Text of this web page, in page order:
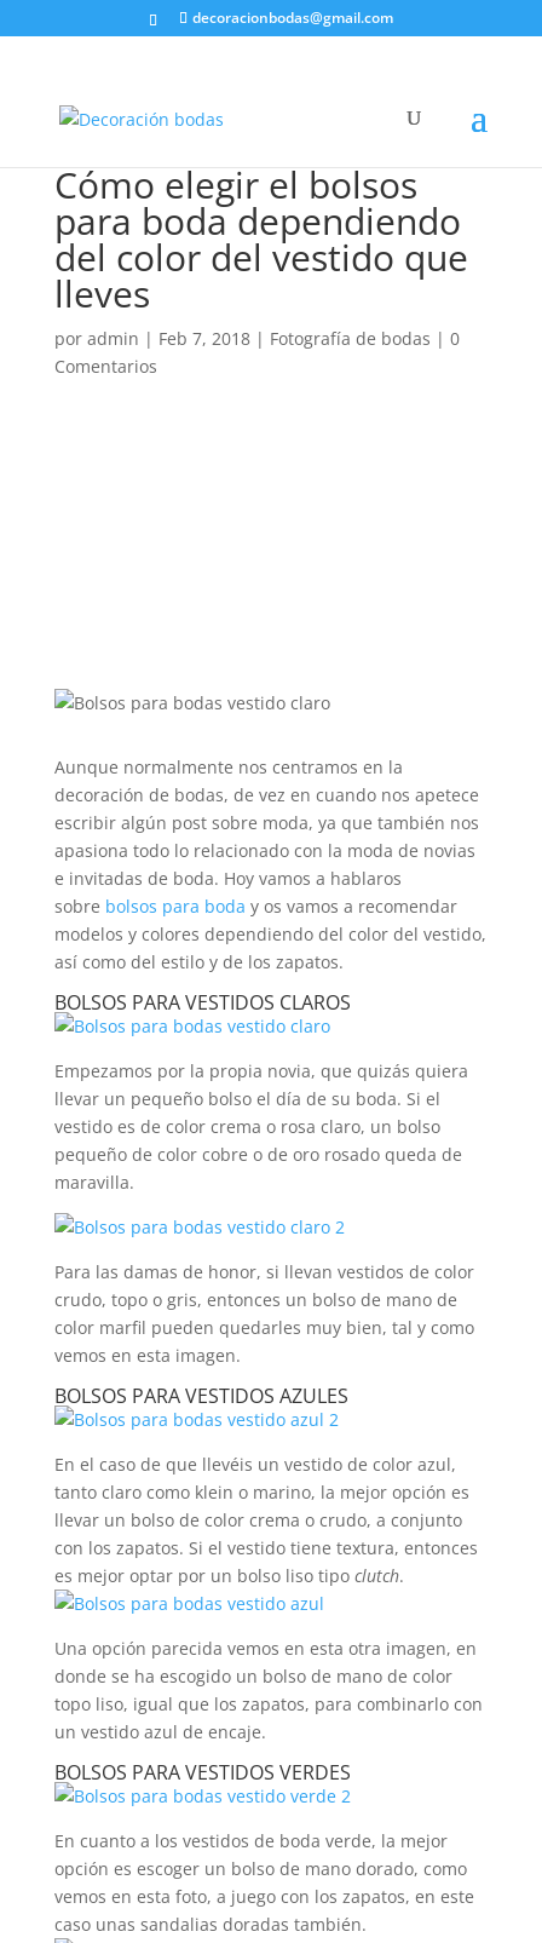
decoracionbodas@gmail.com
Cómo elegir el bolsos
para boda dependiendo
del color del vestido que
lleves
por admin | Feb 7, 2018| Fotografía de bodas | 0
Comentarios
Aunque normalmente nos centramos en la
decoración de bodas, de vez en cuando nos apetece
escribir algún post sobre moda, ya que también nos
apasiona todo lo relacionado con la moda de novias
e invitadas de boda. Hoy vamos a hablaros
sobre bolsos para boda y os vamos a recomendar
modelos y colores dependiendo del color del vestido,
así como del estilo y de los zapatos.
BOLSOS PARA VESTIDOS CLAROS
Empezamos por la propia novia, que quizás quiera
llevar un pequeño bolso el día de su boda. Si el
vestido es de color crema o rosa claro, un bolso
pequeño de color cobre o de oro rosado queda de
maravilla.
Para las damas de honor, si llevan vestidos de color
crudo, topo o gris, entonces un bolso de mano de
color marfil pueden quedarles muy bien, tal y como
vemos en esta imagen.
BOLSOS PARA VESTIDOS AZULES
En el caso de que llevéis un vestido de color azul,
tanto claro como klein o marino, la mejor opción es
llevar un bolso de color crema o crudo, a conjunto
con los zapatos. Si el vestido tiene textura, entonces
es mejor optar por un bolso liso tipo clutch.
Una opción parecida vemos en esta otra imagen, en
donde se ha escogido un bolso de mano de color
topo liso, igual que los zapatos, para combinarlo con
un vestido azul de encaje.
BOLSOS PARA VESTIDOS VERDES
En cuanto a los vestidos de boda verde, la mejor
opción es escoger un bolso de mano dorado, como
vemos en esta foto, a juego con los zapatos, en este
caso unas sandalias doradas también.